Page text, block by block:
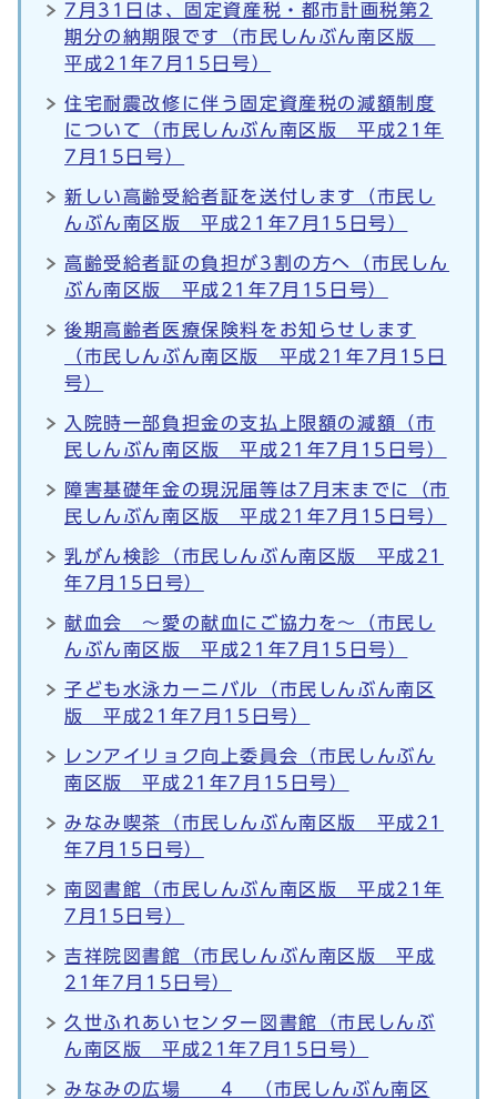
7月31日は、固定資産税・都市計画税第2
期分の納期限です（市民しんぶん南区版
平成21年7月15日号）
住宅耐震改修に伴う固定資産税の減額制度
について（市民しんぶん南区版 平成21年
7月15日号）
新しい高齢受給者証を送付します（市民し
んぶん南区版 平成21年7月15日号）
高齢受給者証の負担が3割の方へ（市民しん
ぶん南区版 平成21年7月15日号）
後期高齢者医療保険料をお知らせします
（市民しんぶん南区版 平成21年7月15日
号）
入院時一部負担金の支払上限額の減額（市
民しんぶん南区版 平成21年7月15日号）
障害基礎年金の現況届等は7月末までに（市
民しんぶん南区版 平成21年7月15日号）
乳がん検診（市民しんぶん南区版 平成21
年7月15日号）
献血会 ～愛の献血にご協力を～（市民し
んぶん南区版 平成21年7月15日号）
子ども水泳カーニバル（市民しんぶん南区
版 平成21年7月15日号）
レンアイリョク向上委員会（市民しんぶん
南区版 平成21年7月15日号）
みなみ喫茶（市民しんぶん南区版 平成21
年7月15日号）
南図書館（市民しんぶん南区版 平成21年
7月15日号）
吉祥院図書館（市民しんぶん南区版 平成
21年7月15日号）
久世ふれあいセンター図書館（市民しんぶ
ん南区版 平成21年7月15日号）
みなみの広場 4 （市民しんぶん南区